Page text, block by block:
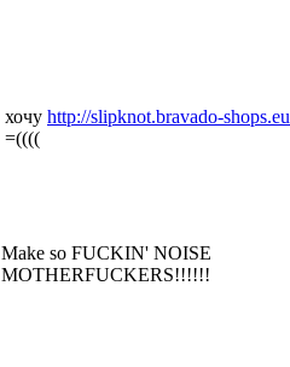
хочу http://slipknot.bravado-
=((((
Make so FUCKIN' NOISE
MOTHERFUCKERS!!!!!!